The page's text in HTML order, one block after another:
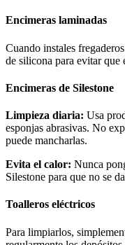
Encimeras laminadas
Cuando instales
de silicona para evitar que
Encimeras de Silestone
Limpieza diaria: Usa
esponjas abrasivas. No
puede mancharlas.
Evita el calor: Nunca
Silestone para que no se
Toalleros eléctricos
Para limpiarlos,